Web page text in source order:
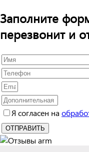
Заполните
перезвонит и
Я согласен на